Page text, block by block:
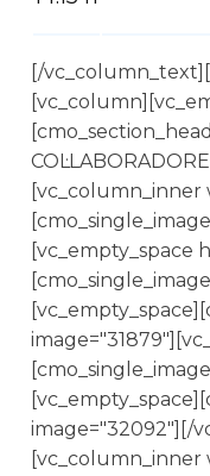
[/
[vc_column_inner
[vc_empty_space
image="32092"][/
[vc_column_inner